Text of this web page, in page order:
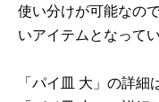
使い分けが可能なの
いアイテムとなって
「パイ皿 大」の詳細